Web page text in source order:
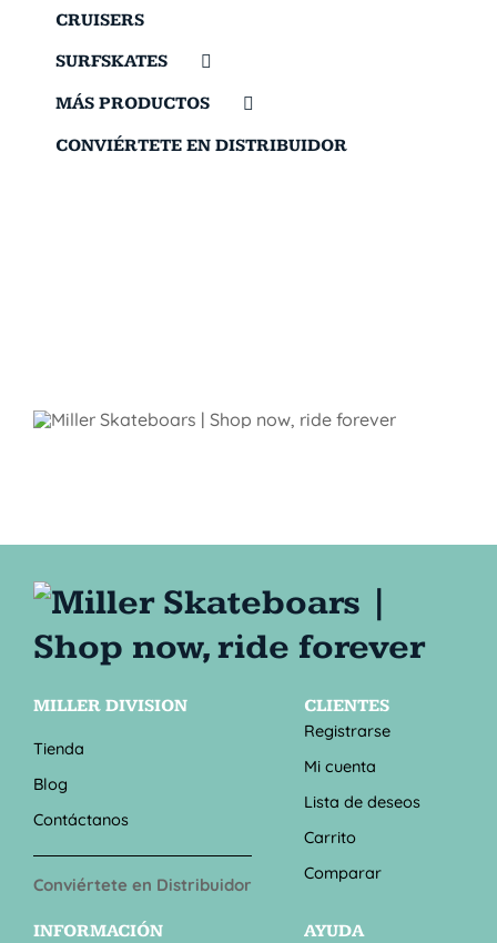
CRUISERS
SURFSKATES
MÁS PRODUCTOS
CONVIÉRTETE EN DISTRIBUIDOR
MILLER DIVISION
Tienda
Blog
Contáctanos
Conviértete en Distribuidor
CLIENTES
Registrarse
Mi cuenta
Lista de deseos
Carrito
Comparar
INFORMACIÓN
AYUDA